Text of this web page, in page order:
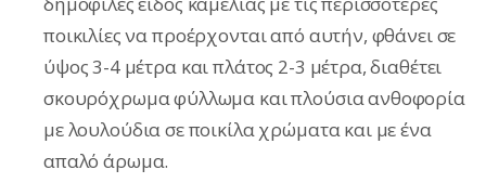
ποικιλίες να προέρχονται από αυτήν, φθάνει σε
ύψος 3-4 μέτρα και πλάτος 2-3 μέτρα, διαθέτει
σκουρόχρωμα φύλλωμα και πλούσια ανθοφορία
με λουλούδια σε ποικίλα χρώματα και με ένα
απαλό άρωμα.